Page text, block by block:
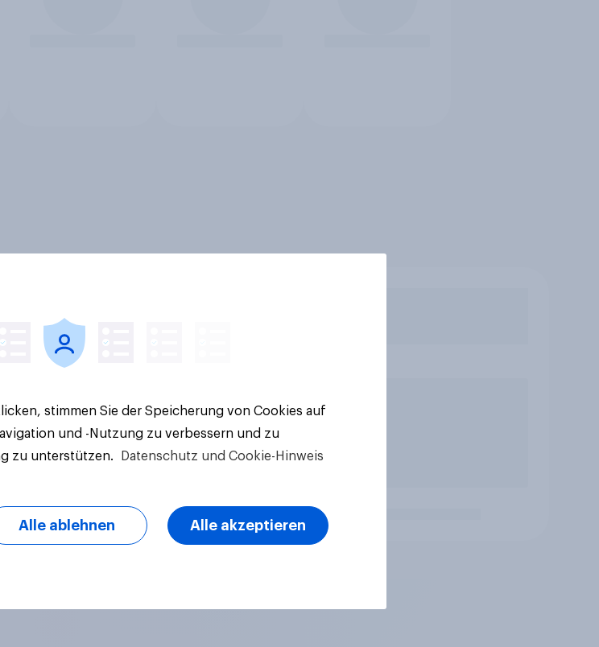
stimmen Sie der Speicherung von Cookies auf
und -Nutzung zu verbessern und zu
zu unterstützen.
Datenschutz und Cookie-Hinweis
Alle ablehnen Alle akzeptieren